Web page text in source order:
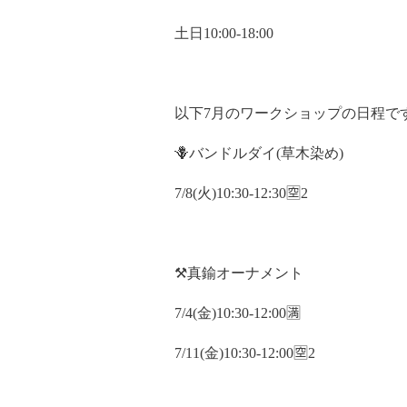
土日10:00-18:00
以下7月のワークショップの日程で
🪻バンドルダイ(草木染め)
7/8(火)10:30-12:30🈳2
⚒️真鍮オーナメント
7/4(金)10:30-12:00🈵
7/11(金)10:30-12:00🈳2